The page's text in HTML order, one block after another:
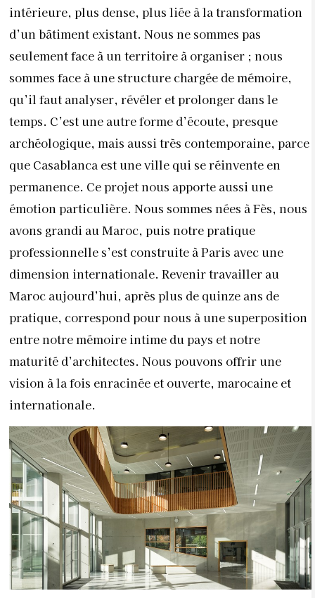
intérieure, plus dense, plus liée à la transformation
d’un bâtiment existant. Nous ne sommes pas
seulement face à un territoire à organiser ; nous
sommes face à une structure chargée de mémoire,
qu’il faut analyser, révéler et prolonger dans le
temps. C’est une autre forme d’écoute, presque
archéologique, mais aussi très contemporaine, parce
que Casablanca est une ville qui se réinvente en
permanence. Ce projet nous apporte aussi une
émotion particulière. Nous sommes nées à Fès, nous
avons grandi au Maroc, puis notre pratique
professionnelle s’est construite à Paris avec une
dimension internationale. Revenir travailler au
Maroc aujourd’hui, après plus de quinze ans de
pratique, correspond pour nous à une superposition
entre notre mémoire intime du pays et notre
maturité d’architectes. Nous pouvons offrir une
vision à la fois enracinée et ouverte, marocaine et
internationale.